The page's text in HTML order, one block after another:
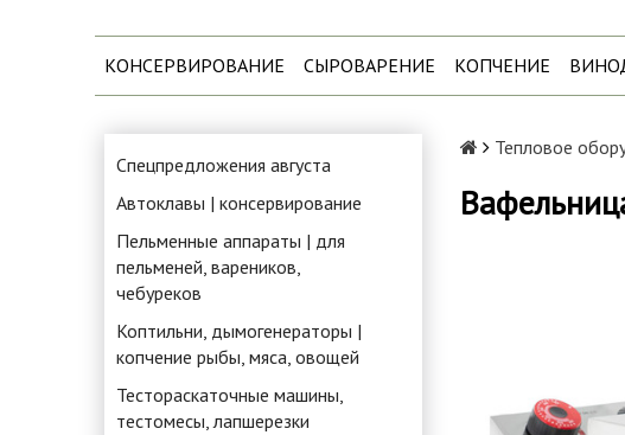
КОНСЕРВИРОВАНИЕ СЫРОВАРЕНИЕ КОПЧЕНИЕ
Спецпредложения августа
Автоклавы | консервирование
Пельменные аппараты | для
пельменей, вареников,
чебуреков
Коптильни, дымогенераторы |
копчение рыбы, мяса, овощей
Тестораскаточные машины,
тестомесы, лапшерезки
Тепловое